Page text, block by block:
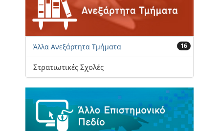
Άλλα Ανεξάρτητα Τμήματα 16
Στρατιωτικές Σχολές